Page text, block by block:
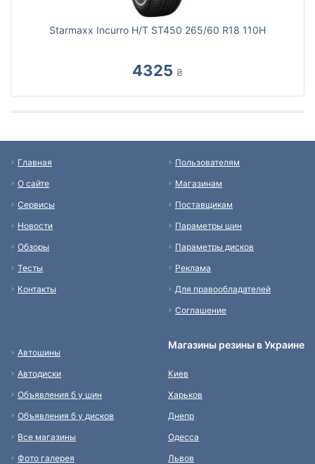
Starmaxx Incurro H/T ST450 265/60 R18 110H
4325 ₴
Главная
О сайте
Сервисы
Новости
Обзоры
Тесты
Контакты
Пользователям
Магазинам
Поставщикам
Параметры шин
Параметры дисков
Реклама
Для правообладателей
Соглашение
Автошины
Автодиски
Объявления б у шин
Объявления б у дисков
Все магазины
Фото галерея
Магазины резины в Украине
Киев
Харьков
Днепр
Одесса
Львов